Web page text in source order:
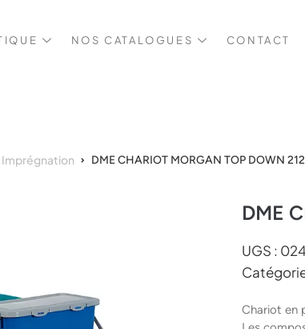
NOS CATALOGUES CONTACT
Imprégnation DME CHARIOT MORGAN TOP DOWN
DME
UGS :
Chariot en